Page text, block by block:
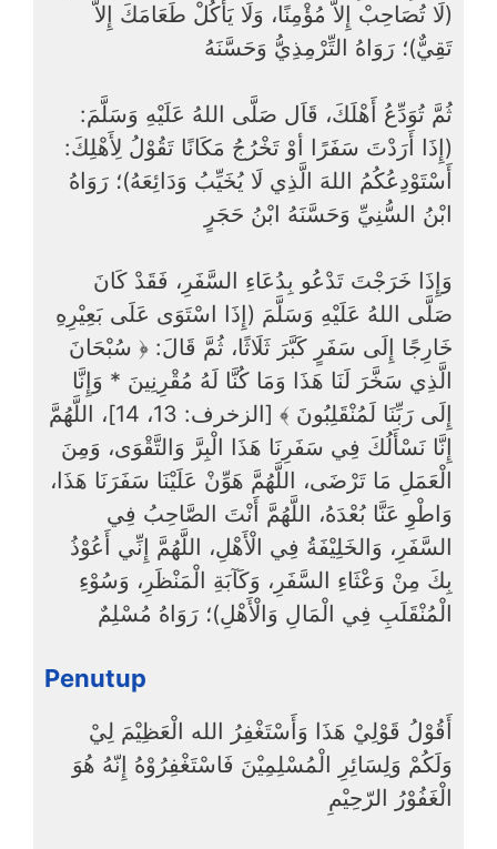
(‌لَا ‌تُصَاحِبْ ‌إِلاَّ ‌مُؤْمِنًا، وَلَا يَأْكُلْ طَعَامَكَ إِلاَّ
تَقِيٌّ)؛ رَوَاهُ التِّرْمِذِيُّ وَحَسَّنَهُ
ثُمَّ تُوَدِّعُ أَهْلَكَ، قَاَل صَلَّى اللهُ عَلَيْهِ وَسَلَّمَ:
(إِذَا أَرَدْتَ سَفَرًا أوْ تَخْرُجُ مَكَانًا تَقُوْلُ لِأَهْلِكَ:
أَسْتَوْدِعُكُمُ اللهَ الَّذِي ‌لَا ‌يُخَيِّبُ ‌وَدَائِعَهُ)؛ رَوَاهُ
ابْنُ السُّنِيِّ وَحَسَّنَهُ ابْنُ حَجَرٍ
وَإِذَا خَرَجْتَ تَدْعُو بِدُعَاءِ السَّفَرِ، فَقَدْ كَانَ
صَلَّى اللهُ عَلَيْهِ وَسَلَّمَ (إِذَا اسْتَوَى عَلَى بَعِيْرِهِ
خَارِجًا إِلَى سَفَرٍ كَبَّرَ ثَلَاثًا، ثُمَّ قَالَ: ﴿ سُبْحَانَ
الَّذِي سَخَّرَ لَنَا هَذَا وَمَا كُنَّا لَهُ مُقْرِنِينَ * وَإِنَّا
إِلَى رَبِّنَا لَمُنْقَلِبُونَ ﴾ [الزخرف: 13، 14]، اللَّهُمَّ
إِنَّا نَسْأَلُكَ ‌فِي ‌سَفَرِنَا ‌هَذَا ‌الْبِرَّ ‌وَالتَّقْوَى، وَمِنَ
الْعَمَلِ مَا تَرْضَى، اللَّهُمَّ هَوِّنْ عَلَيْنَا سَفَرَنَا هَذَا،
وَاطْوِ عَنَّا بُعْدَهُ، اللَّهُمَّ أَنْتَ الصَّاحِبُ فِي
السَّفَرِ، وَالخَلِيْفَةُ فِي الْأَهْلِ، اللَّهُمَّ إِنِّي أَعُوْذُ
بِكَ مِنْ وَعْثَاءِ السَّفَرِ، وَكَآبَةِ الْمَنْظَرِ، وَسُوْءِ
الْمُنْقَلَبِ فِي الْمَالِ وَالْأَهْلِ)؛ رَوَاهُ مُسْلِمٌ
Penutup
أَقُوْلُ قَوْلِيْ هَذَا وَأَسْتَغْفِرُ الله الْعَظِيْمَ لِيْ
وَلَكُمْ وَلِسَائِرِ الْمُسْلِمِيْنَ فَاسْتَغْفِرُوْهُ إِنّهُ هُوَ
الْغَفُوْرُ الرّحِيْمِ